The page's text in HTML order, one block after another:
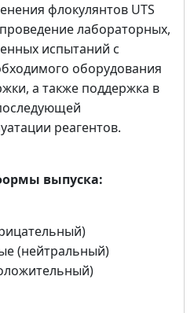
флокулянтов UTS
лабораторных,
испытаний с
оборудования
а также поддержка в
реагентов.
выпуска:
(нейтральный)